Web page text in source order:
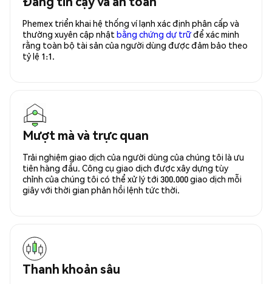
Phemex triển khai hệ thống ví lạnh xác định phân cấp và
thường xuyên cập nhật bằng chứng dự trữđể xác minh
rằng toàn bộ tài sản của người dùng được đảm bảo theo
tỷ lệ 1:1.
Mượt mà và trực quan
Trải nghiệm giao dịch của người dùng của chúng tôi là ưu
tiên hàng đầu. Công cụ giao dịch được xây dựng tùy
chỉnh của chúng tôi có thể xử lý tới 300.000 giao dịch mỗi
giây với thời gian phản hồi lệnh tức thời.
Thanh khoản sâu